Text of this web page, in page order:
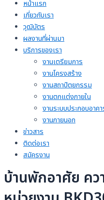
หน้าแรก
เกี่ยวกับเรา
วุฒิบัตร
ผลงานที่ผ่านมา
บริการของเรา
งานเตรียมการ
งานโครงสร้าง
งานสถาปัตยกรรม
งานตกแต่งภายใน
งานระบบประกอบอาค
งานภายนอก
ข่าวสาร
ติดต่อเรา
สมัครงาน
บ้านพักอาศัย คว